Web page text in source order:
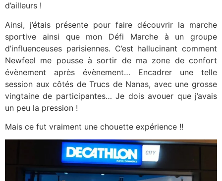
d’ailleurs !
Ainsi, j’étais présente pour faire découvrir la marche
sportive ainsi que mon Défi Marche à un groupe
d’influenceuses parisiennes. C’est hallucinant comment
Newfeel me pousse à sortir de ma zone de confort
évènement après évènement… Encadrer une telle
session aux côtés de Trucs de Nanas, avec une grosse
vingtaine de participantes… Je dois avouer que j’avais
un peu la pression !
Mais ce fut vraiment une chouette expérience !!